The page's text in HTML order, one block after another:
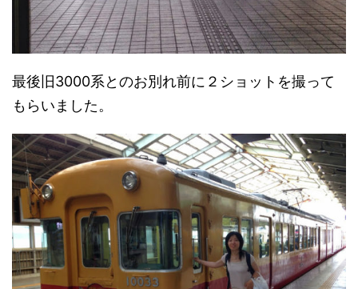
最後旧3000系とのお別れ前に２ショットを撮って
もらいました。